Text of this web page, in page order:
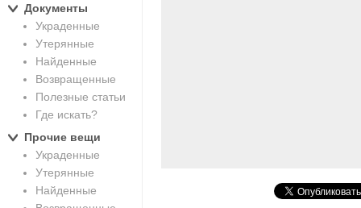
Документы
Украденные
Утерянные
Найденные
Возвращенные
Полезные статьи
Где искать?
Прочие вещи
Украденные
Утерянные
Найденные